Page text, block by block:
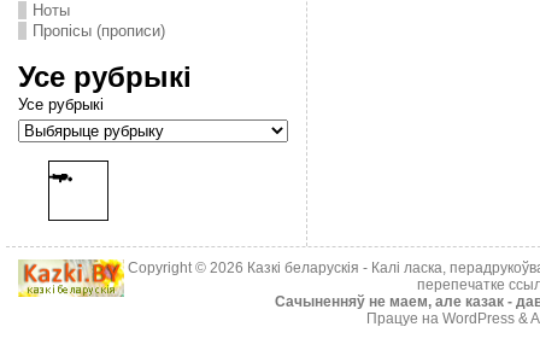
Ноты
Пропісы (прописи)
Усе рубрыкі
Усе рубрыкі
Copyright © 2026 Казкі беларускія - Калі ласка,
перепечатке
Cачыненняў не маем, але казак -
Працуе на WordPress &